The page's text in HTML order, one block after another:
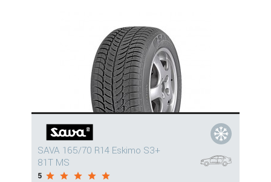
SAVA 165/70 R14 Eskimo S3+
81T MS
5